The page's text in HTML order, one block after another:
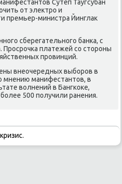
Сутеп Таугсубан
от электро и
премьер-министра Йинглак
сберегательного банка, с
платежей со стороны
провинций.
внеочередных выборов в
мнению манифестантов, в
волнений в Бангкоке,
500 получили ранения.